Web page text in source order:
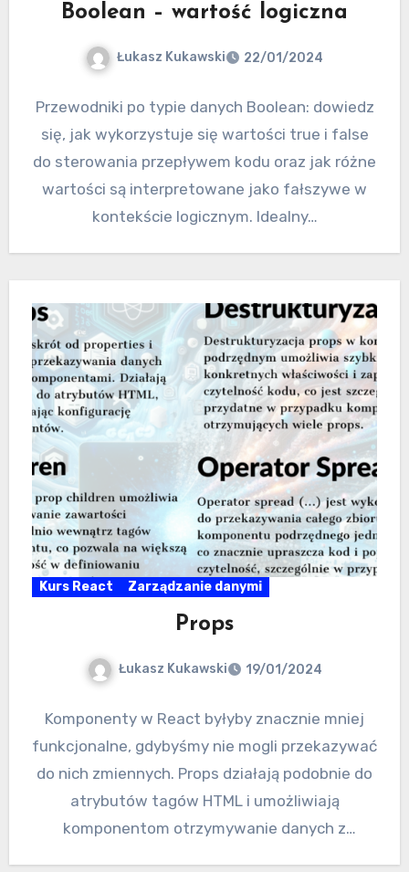
Boolean – wartość logiczna
Łukasz Kukawski 22/01/2024
Przewodniki po typie danych Boolean: dowiedz
się, jak wykorzystuje się wartości true i false
do sterowania przepływem kodu oraz jak różne
wartości są interpretowane jako fałszywe w
kontekście logicznym. Idealny…
Kurs React Zarządzanie danymi
Props
Łukasz Kukawski 19/01/2024
Komponenty w React byłyby znacznie mniej
funkcjonalne, gdybyśmy nie mogli przekazywać
do nich zmiennych. Props działają podobnie do
atrybutów tagów HTML i umożliwiają
komponentom otrzymywanie danych z